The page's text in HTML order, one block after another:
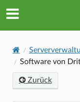
Software von
Zurück